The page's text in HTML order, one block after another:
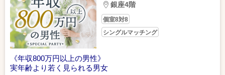
銀座4階
個室8対8
シングルマッチング
《年収800万円以上の男性》
実年齢より若く見られる男女